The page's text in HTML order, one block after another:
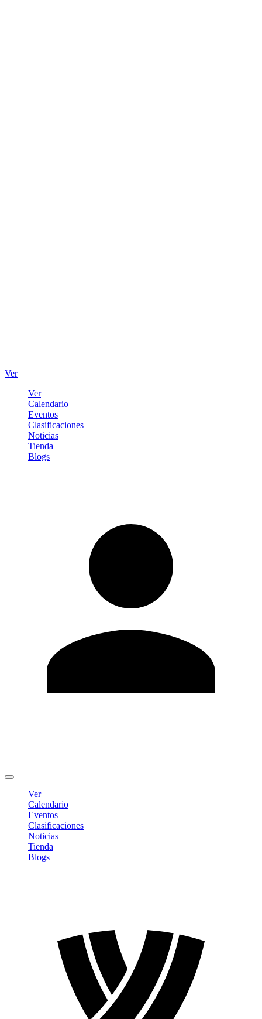
Ver
Ver
Calendario
Eventos
Clasificaciones
Noticias
Tienda
Blogs
Ver
Calendario
Eventos
Clasificaciones
Noticias
Tienda
Blogs